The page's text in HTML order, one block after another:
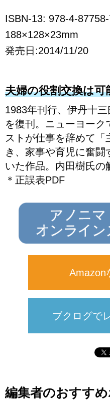
ISBN-13: 978-4-
188×128×23mm
発売日:2014/11/20
夫婦の役割交換は可
1983年刊行、伊丹十
を復刊。ニューヨーク
ストが仕事を辞めて
き、家事や育児に奮
いた作品。内田樹氏の
＊正誤表PDF
Amazon
ブクログで
編集者のおすす